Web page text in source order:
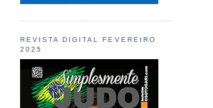
REVISTA DIGITAL FEVEREIRO
2025